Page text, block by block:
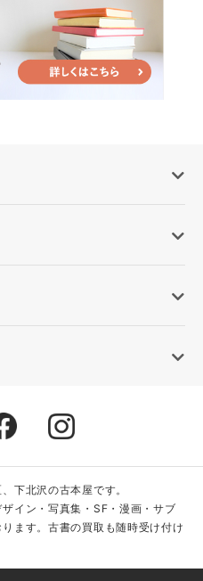
下北沢の古本屋です。
イン・写真集・SF・漫画・サブ
ます。古書の買取も随時受け付け